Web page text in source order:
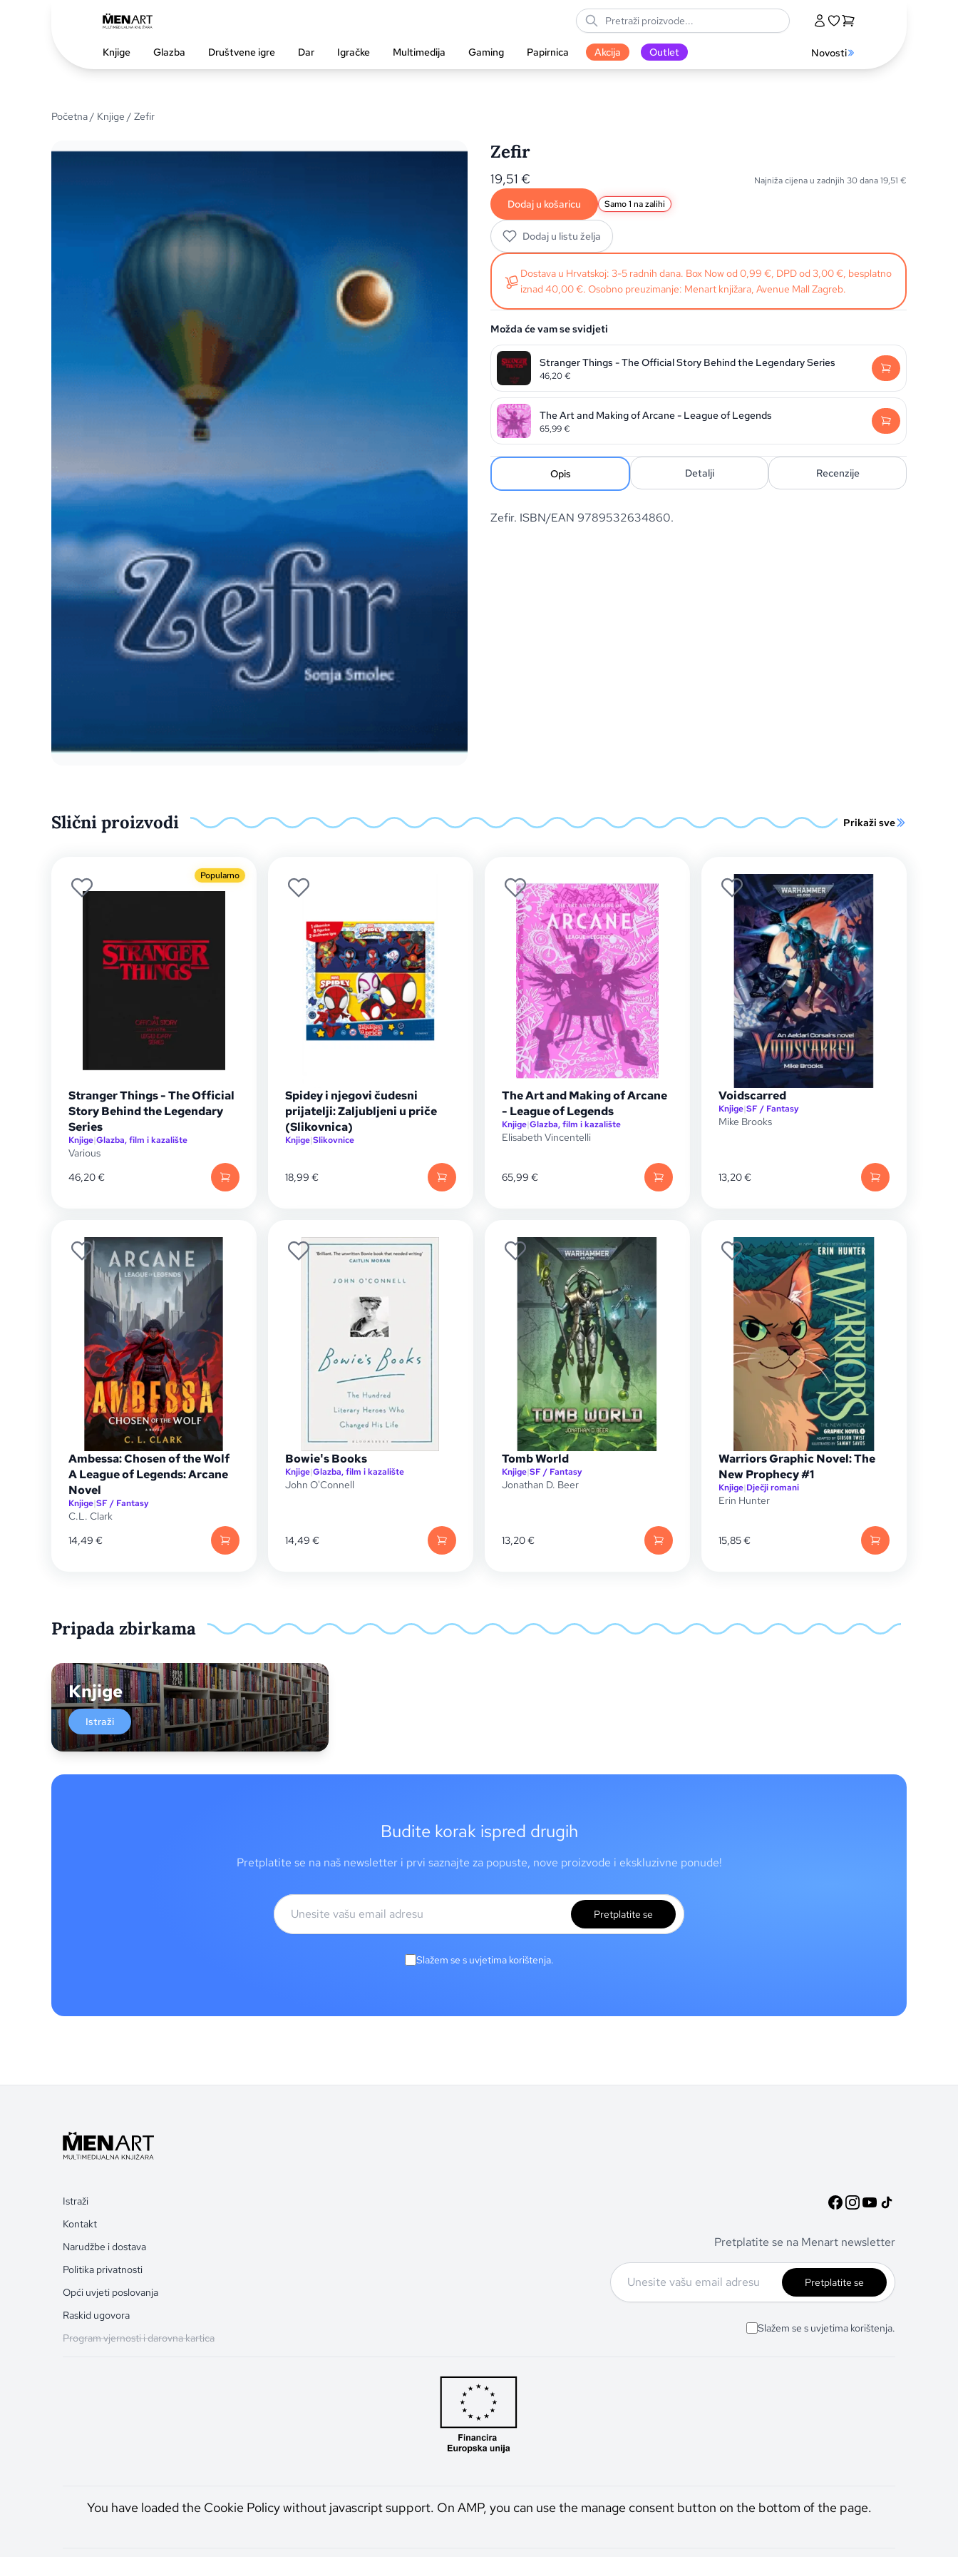
Knjige Glazba Društvene igre Dar Igračke Multimedija Gaming Papirnica Akcija Outlet Novosti
Početna/ Knjige / Zefir
Zefir
19,51 € Najniža cijena u zadnjih 30 dana19,51 €
Dodaj u košaricu Samo 1 na zalihi
Dodaj u listu želja
Dostava u Hrvatskoj: 3-5 radnih dana. Box Now od 0,99 €, DPD od 3,00 €, besplatno
iznad 40,00 €. Osobno preuzimanje: Menart knjižara, Avenue Mall Zagreb.
Možda će vam se svidjeti
Stranger Things - The Official Story Behind the Legendary Series
46,20€
The Art and Making of Arcane - League of Legends
65,99€
Opis Detalji Recenzije
Zefir. ISBN/EAN 9789532634860.
Slični proizvodi Prikaži sve
Popularno
Stranger Things - The Official
Story Behind the Legendary
Series
Knjige|Glazba, film i kazalište
Various
46,20€
Spidey i njegovi čudesni
prijatelji: Zaljubljeni u priče
(Slikovnica)
Knjige|Slikovnice
18,99 €
The Art and Making of Arcane
- League of Legends
Knjige|Glazba, film i kazalište
Elisabeth Vincentelli
65,99 €
Voidscarred
Knjige|SF / Fantasy
Mike Brooks
13,20€
Ambessa: Chosen of the Wolf
A League of Legends: Arcane
Novel
Knjige|SF / Fantasy
C.L. Clark
14,49 €
Bowie's Books
Knjige|Glazba, film i kazalište
John O'Connell
14,49 €
Tomb World
Knjige|SF / Fantasy
Jonathan D. Beer
13,20€
Warriors Graphic Novel: The
New Prophecy #1
Knjige|Dječji romani
Erin Hunter
15,85€
Pripada zbirkama
Knjige
Istraži
Budite korak ispred drugih
Pretplatite se na naš newsletter i prvi saznajte za popuste, nove proizvode i ekskluzivne ponude!
Pretplatite se
Slažem se s uvjetima korištenja.
Istraži
Kontakt
Narudžbe i dostava
Politika privatnosti
Opći uvjeti poslovanja
Raskid ugovora
Program vjernosti i darovna kartica
Pretplatite se na Menart newsletter
Pretplatite se
Slažem se s uvjetima korištenja.
You have loaded the Cookie Policy without javascript support. On AMP, you can use the manage consent button on the bottom of the page.